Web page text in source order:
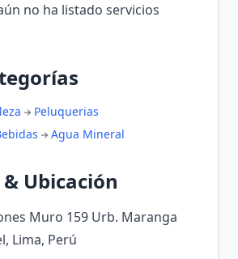
no ha listado servicios
Peluquerias
Agua Mineral
Ubicación
Muro 159 Urb. Maranga
Lima, Perú